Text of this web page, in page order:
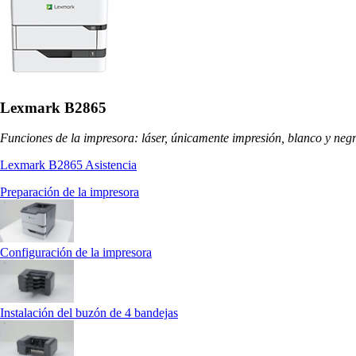
Lexmark B2865
Funciones de la impresora: láser, únicamente impresión, blanco y
Lexmark B2865 Asistencia
Preparación de la impresora
Configuración de la impresora
Instalación del buzón de 4 bandejas